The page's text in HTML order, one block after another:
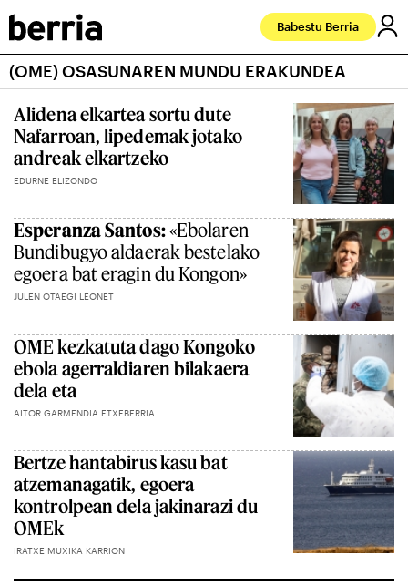
Babestu Berria
(OME) OSASUNAREN MUNDU ERAKUNDEA
Alidena elkartea sortu dute
Nafarroan, lipedemak jotako
andreak elkartzeko
EDURNE ELIZONDO
Esperanza Santos:«Ebolaren
Bundibugyo aldaerak bestelako
egoera bat eragin du Kongon»
JULEN OTAEGI LEONET
OME kezkatuta dago Kongoko
ebola agerraldiaren bilakaera
dela eta
AITOR GARMENDIA ETXEBERRIA
Bertze hantabirus kasu bat
atzemanagatik, egoera
kontrolpean dela jakinarazi du
OMEk
IRATXE MUXIKA KARRION